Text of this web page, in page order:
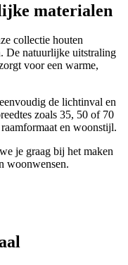
materialen
collectie houten
De natuurlijke uitstraling
voor een warme,
de lichtinval en
zoals 35, 50 of 70
en woonstijl.
je graag bij het maken
woonwensen.